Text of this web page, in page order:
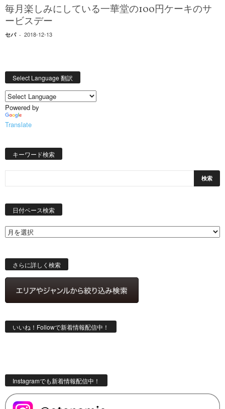
毎月楽しみにしている一華堂の100円ケーキのサ
ービスデー
セパ - 2018-12-13
Select Language 翻訳
Powered by
Translate
キーワード検索
日付ベース検索
さらに詳しく検索
いいね！Followで新着情報配信中！
Instagramでも新着情報配信中！